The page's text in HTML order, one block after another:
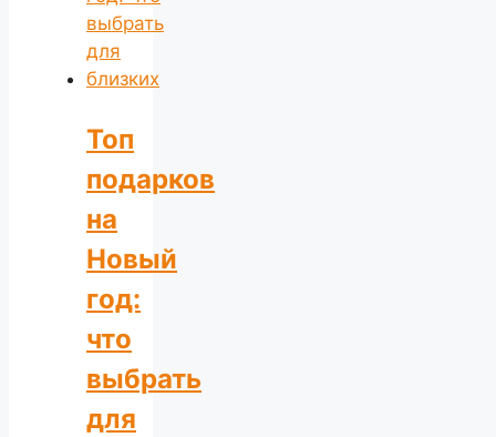
Топ
подарков
на
Новый
год:
что
выбрать
для